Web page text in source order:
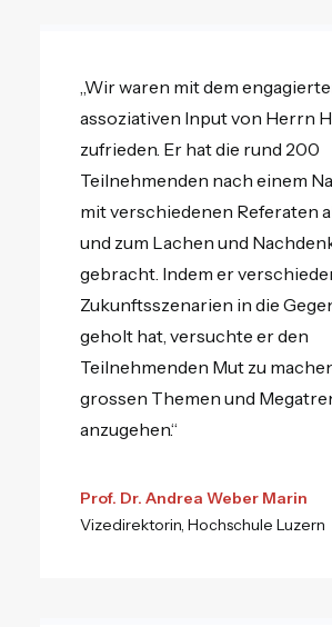
„Wir waren mit dem
assoziativen Input von Herrn
zufrieden. Er hat die rund 200
Teilnehmenden nach einem
mit verschiedenen Referaten
und zum Lachen und
gebracht. Indem er
Zukunftsszenarien in die
geholt hat, versuchte er den
Teilnehmenden Mut zu
grossen Themen und
anzugehen.“
Prof. Dr. Andrea Weber Marin
Vizedirektorin, Hochschule Luzern